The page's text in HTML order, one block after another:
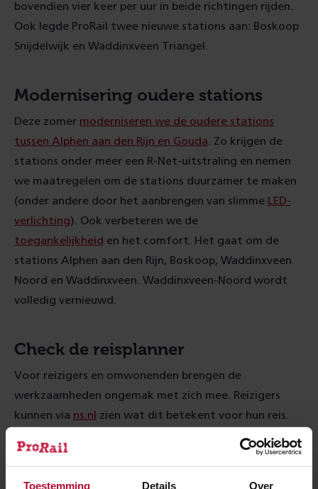
Toestemming Details Over
bovendien vier keer per uur in beide richtingen rijden.
Ook legde ProRail twee nieuwe stations aan: Boskoop
Snijdelwijk en Waddinxveen Triangel.
Modernisering oudere stations
Deze zomer moderniseren we de oudere stations
tussen Alphen aan den Rijn en Gouda . Zo krijgen de
stations onder meer een R-Net-uitstraling en nemen
we maatregelen om de stations duurzamer te maken
(onder andere door het aanbrengen van slimme
LED-
verlichting). Ook verbeteren we de
toegankelijkheid en het comfort. Het gaat om de
stations Alphen aan den Rijn, Boskoop, Waddinxveen
Noord en Waddinxveen. Waddinxveen-Noord wordt
volledig vernieuwd.
Check de reisplanner
Voor reizigers en omwonenden brengen de
werkzaamheden ongemak met zich mee. Reizigers
kunnen via ns.nl zien wat dit betekent voor hun reis.
Meer over: